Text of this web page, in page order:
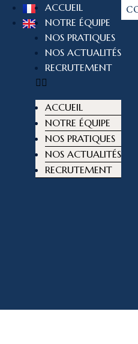
ACCUEIL
NOTRE ÉQUIPE
NOS PRATIQUES
NOS ACTUALITÉS
RECRUTEMENT
ACCUEIL
NOTRE ÉQUIPE
NOS PRATIQUES
NOS ACTUALITÉS
RECRUTEMENT